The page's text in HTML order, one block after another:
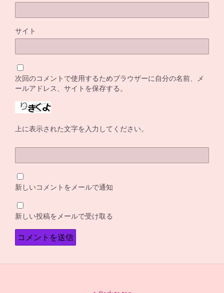
サイト
次回のコメントで使用するためブラウザーに自分の名前、メ
ールアドレス、サイトを保存する。
上に表示された文字を入力してください。
新しいコメントをメールで通知
新しい投稿をメールで受け取る